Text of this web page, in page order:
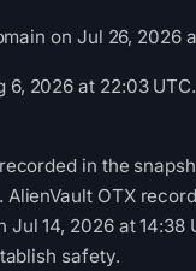
on Jul 26, 2026
2026 at 22:03
in the
OTX
14, 2026 at
safety.